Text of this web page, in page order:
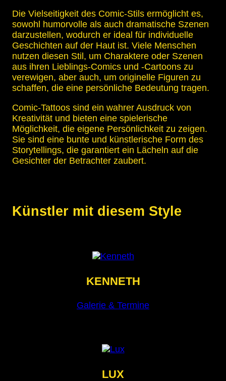
Die Vielseitigkeit des Comic-Stils ermöglicht es,
sowohl humorvolle als auch dramatische Szenen
darzustellen, wodurch er ideal für individuelle
Geschichten auf der Haut ist. Viele Menschen
nutzen diesen Stil, um Charaktere oder Szenen
aus ihren Lieblings-Comics und -Cartoons zu
verewigen, aber auch, um originelle Figuren zu
schaffen, die eine persönliche Bedeutung tragen.
Comic-Tattoos sind ein wahrer Ausdruck von
Kreativität und bieten eine spielerische
Möglichkeit, die eigene Persönlichkeit zu zeigen.
Sie sind eine bunte und künstlerische Form des
Storytellings, die garantiert ein Lächeln auf die
Gesichter der Betrachter zaubert.
Künstler mit diesem Style
KENNETH
Galerie & Termine
LUX